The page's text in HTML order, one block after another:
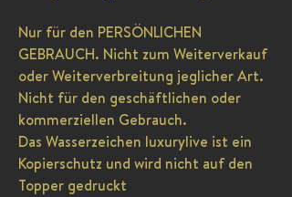
Nur für den PERSÖNLICHEN
GEBRAUCH. Nicht zum Weiterverkauf
oder Weiterverbreitung jeglicher Art.
Nicht für den geschäftlichen oder
kommerziellen Gebrauch.
Das Wasserzeichen luxurylive ist ein
Kopierschutz und wird nicht auf den
Topper gedruckt